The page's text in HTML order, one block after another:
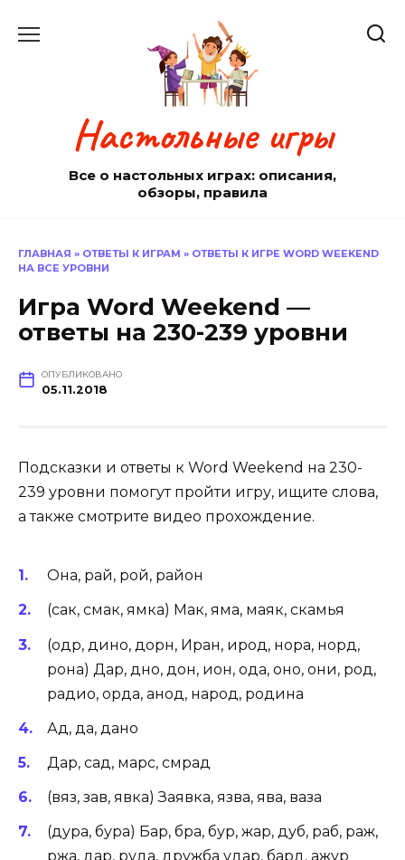
Настольные игры
Все о настольных играх: описания,
обзоры, правила
ГЛАВНАЯ » ОТВЕТЫ К ИГРАМ » ОТВЕТЫ К ИГРЕ WORD WEEKEND
НА ВСЕ УРОВНИ
Игра Word Weekend —
ответы на 230-239 уровни
ОПУБЛИКОВАНО
05.11.2018
Подсказки и ответы к Word Weekend на 230-
239 уровни помогут пройти игру, ищите слова,
а также смотрите видео прохождение.
Она, рай, рой, район
(сак, смак, ямка) Мак, яма, маяк, скамья
(одр, дино, дорн, Иран, ирод, нора, норд,
рона) Дар, дно, дон, ион, ода, оно, они, род,
радио, орда, анод, народ, родина
Ад, да, дано
Дар, сад, марс, смрад
(вяз, зав, явка) Заявка, язва, ява, ваза
(дура, бура) Бар, бра, бур, жар, дуб, раб, раж,
ржа, дар, руда, дружба удар, бард, ажур